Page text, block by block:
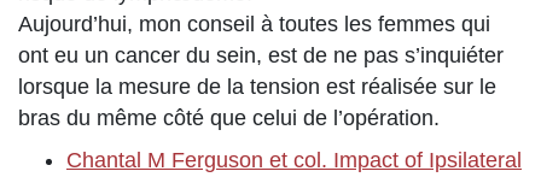
Aujourd’hui, mon conseil à toutes les femmes qui
ont eu un cancer du sein, est de ne pas s’inquiéter
lorsque la mesure de la tension est réalisée sur le
bras du même côté que celui de l’opération.
Chantal M Ferguson et col. Impact of Ipsilateral